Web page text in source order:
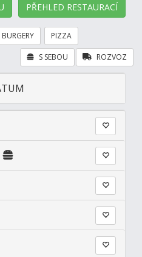
PŘEHLED RESTAURACÍ
BURGERY PIZZA
ROZVOZ
S SEBOU